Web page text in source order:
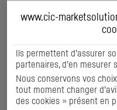
FX
ACHAT 1Y
FX
VENTE 1Y
www.cic-
Ils permettent d’assurer
partenaires, d’en mesurer
Nous conservons vos
tout moment changer
des cookies » présent en